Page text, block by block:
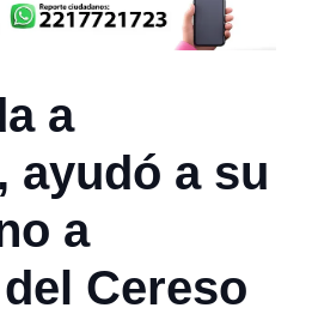
a
ayudó a su
a
Cereso